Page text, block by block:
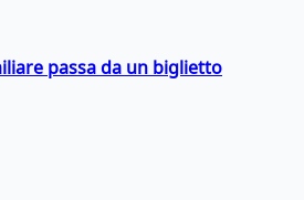
passa da un biglietto